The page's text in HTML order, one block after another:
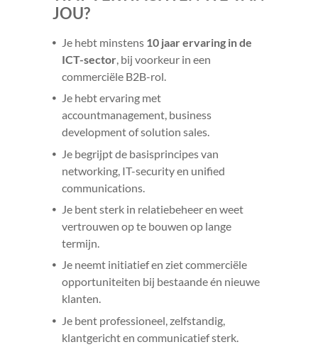
JOU?
Je hebt minstens 10 jaar ervaring in de
ICT-sector, bij voorkeur in een
commerciële B2B-rol.
Je hebt ervaring met
accountmanagement, business
development of solution sales.
Je begrijpt de basisprincipes van
networking, IT-security en unified
communications.
Je bent sterk in relatiebeheer en weet
vertrouwen op te bouwen op lange
termijn.
Je neemt initiatief en ziet commerciële
opportuniteiten bij bestaande én nieuwe
klanten.
Je bent professioneel, zelfstandig,
klantgericht en communicatief sterk.